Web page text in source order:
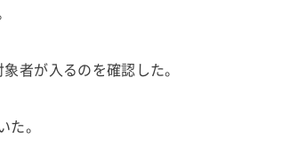
者が入るのを確認した。
。